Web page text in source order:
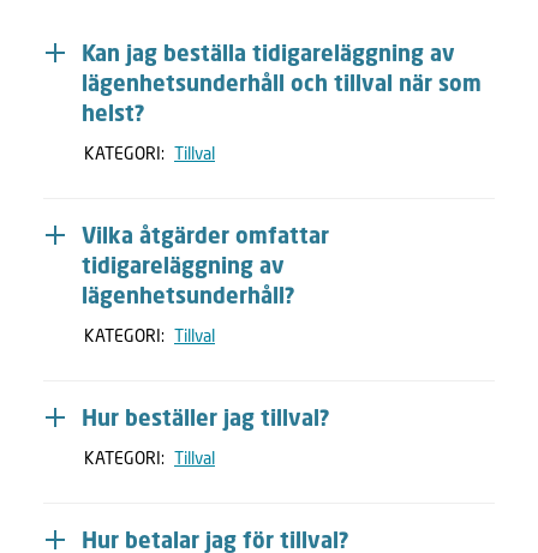
h
a
Kan jag beställa tidigareläggning av
lägenhetsunderhåll och tillval när som
helst?
KATEGORI: Tillval
Vilka åtgärder omfattar
tidigareläggning av
lägenhetsunderhåll?
KATEGORI: Tillval
Hur beställer jag tillval?
KATEGORI: Tillval
Hur betalar jag för tillval?